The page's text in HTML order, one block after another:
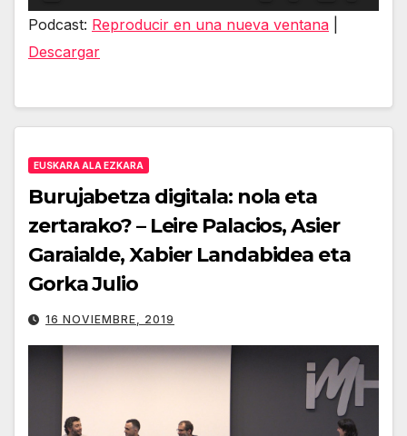
de
audio
Podcast: Reproducir en una nueva ventana
Descargar
EUSKARA ALA EZKARA
Burujabetza digitala: nola eta
zertarako? – Leire Palacios, Asier
Garaialde, Xabier Landabidea eta
Gorka Julio
16 NOVIEMBRE, 2019